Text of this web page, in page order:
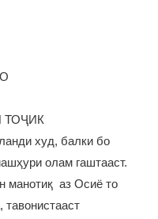
ТОҶИК
худ, балки бо
олам гаштааст.
манотиқ аз Осиё то